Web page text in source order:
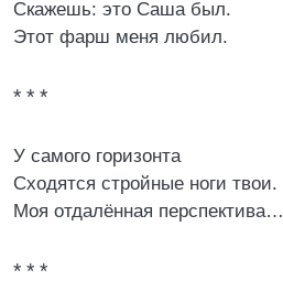
Скажешь: это Саша был.
Этот фарш меня любил.
* * *
У самого горизонта
Сходятся стройные ноги твои.
Моя отдалённая перспектива…
* * *